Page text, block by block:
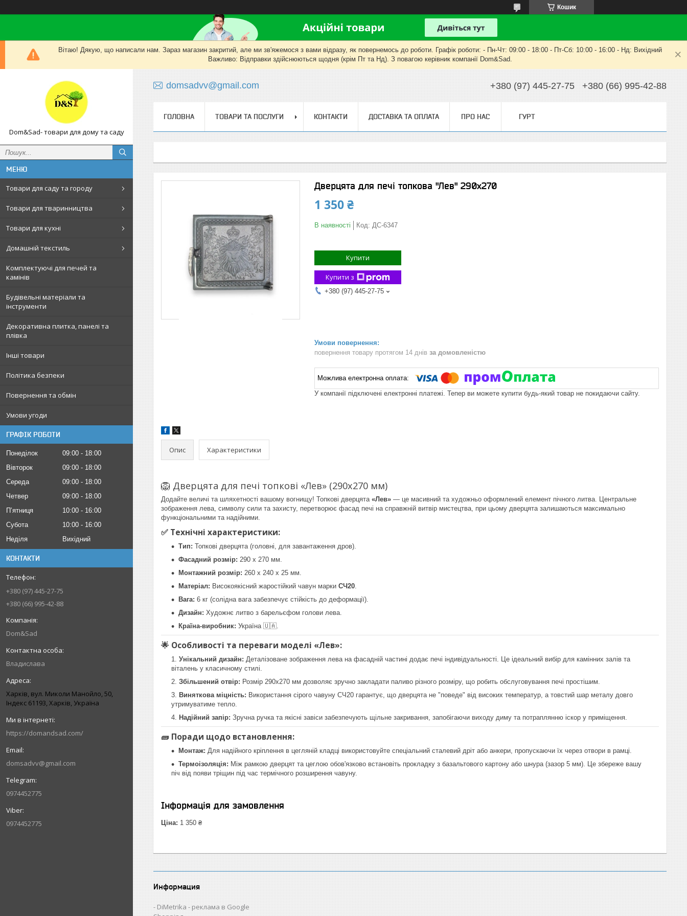
Кошик
Вітаю! Дякую, що написали нам. Зараз магазин закритий, але ми зв'яжемося з вами відразу, як повернемось до роботи. Графік роботи: - Пн-Чт: 09:00 - 18:00 - Пт-Сб: 10:00 - 16:00 - Нд: Вихідний
Важливо: Відправки здійснюються щодня (крім Пт та Нд). З повагою керівник компанії Dom&Sad.
Dom&Sad- товари для дому та саду
Товари для саду та городу
Товари для тваринництва
Товари для кухні
Домашній текстиль
Комплектуючі для печей та
камінів
Будівельні матеріали та
інструменти
Декоративна плитка, панелі та
плівка
Інші товари
Політика безпеки
Повернення та обмін
Умови угоди
ГРАФІК РОБОТИ
Понеділок 09:00
18:00
Вівторок
09:00
18:00
Середа
09:00
18:00
Четвер
09:00
18:00
Пʼятниця
10:00
16:00
Субота
10:00
16:00
Неділя
Вихідний
КОНТАКТИ
+380 (97) 445-27-75
+380 (66) 995-42-88
Dom&Sad
Владислава
Харків, вул. Миколи Манойло, 50,
Індекс 61193, Харків, Україна
https://domandsad.com/
domsadvv@gmail.com
0974452775
0974452775
domsadvv@gmail.com +380 (97) 445-27-75 +380 (66) 995-42-88
ГОЛОВНА ТОВАРИ ТА ПОСЛУГИ КОНТАКТИ ДОСТАВКА ТА ОПЛАТА ПРО НАС ГУРТ
Дверцята для печі топкова "Лев" 290х270
1 350 ₴
В наявності Код: ДС-6347
Купити
Купити з
+380 (97) 445-27-75
повернення товару протягом 14 днів за домовленістю
У компанії підключені електронні платежі. Тепер ви можете купити будь-який товар не покидаючи сайту.
Опис Характеристики
🦁 Дверцята для печі топкові «Лев» (290х270 мм)
Додайте величі та шляхетності вашому вогнищу! Топкові дверцята «Лев» — це масивний та художньо оформлений елемент пічного литва. Центральне
зображення лева, символу сили та захисту, перетворює фасад печі на справжній витвір мистецтва, при цьому дверцята залишаються максимально
функціональними та надійними.
✅ Технічні характеристики:
Тип: Топкові дверцята (головні, для завантаження дров).
Фасадний розмір: 290 х 270 мм.
Монтажний розмір: 260 х 240 х 25 мм.
Матеріал: Високоякісний жаростійкий чавун марки СЧ20.
Вага: 6 кг (солідна вага забезпечує стійкість до деформації).
Дизайн: Художнє литво з барельєфом голови лева.
Країна-виробник: Україна 🇺🇦.
🌟 Особливості та переваги моделі «Лев»:
Унікальний дизайн: Деталізоване зображення лева на фасадній частині додає печі індивідуальності. Це ідеальний вибір для камінних залів та
віталень у класичному стилі.
Збільшений отвір: Розмір 290х270 мм дозволяє зручно закладати паливо різного розміру, що робить обслуговування печі простішим.
Виняткова міцність: Використання сірого чавуну СЧ20 гарантує, що дверцята не "поведе" від високих температур, а товстий шар металу довго
утримуватиме тепло.
Надійний запір: Зручна ручка та якісні завіси забезпечують щільне закривання, запобігаючи виходу диму та потраплянню іскор у приміщення.
🧱 Поради щодо встановлення:
Монтаж: Для надійного кріплення в цегляній кладці використовуйте спеціальний сталевий дріт або анкери, пропускаючи їх через отвори в рамці.
Термоізоляція: Між рамкою дверцят та цеглою обов'язково встановіть прокладку з базальтового картону або шнура (зазор 5 мм). Це збереже вашу
піч від появи тріщин під час термічного розширення чавуну.
Інформація для замовлення
Ціна: 1 350 ₴
Информация
DiMetrika - реклама в Google